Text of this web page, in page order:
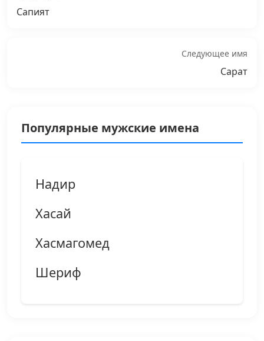
Сапият
Следующее имя
Сарат
Популярные мужские имена
Надир
Хасай
Хасмагомед
Шериф